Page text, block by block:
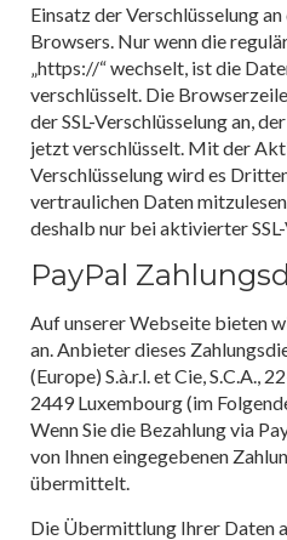
Einsatz der Verschlüsselung
Browsers. Nur wenn die
„https://“ wechselt, ist die
verschlüsselt. Die
der SSL-Verschlüsselung an,
jetzt verschlüsselt. Mit der
Verschlüsselung wird es
vertraulichen Daten
deshalb nur bei aktivierter
PayPal
Auf unserer Webseite bieten
an. Anbieter dieses
(Europe) S.à.r.l. et Cie, S.C.A.,
2449 Luxembourg (im
Wenn Sie die Bezahlung via
von Ihnen eingegebenen
übermittelt.
Die Übermittlung Ihrer Daten